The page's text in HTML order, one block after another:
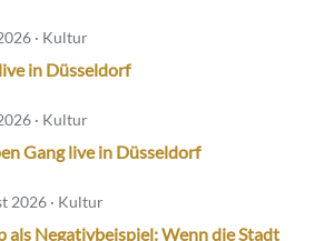
· Kultur
in Düsseldorf
· Kultur
Gang live in Düsseldorf
2026 · Kultur
als Negativbeispiel: Wenn die Stadt